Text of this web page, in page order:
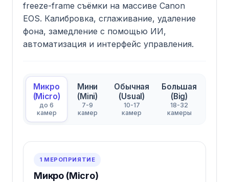
freeze-frame съёмки на массиве Canon
EOS. Калибровка, сглаживание, удаление
фона, замедление с помощью ИИ,
автоматизация и интерфейс управления.
Микро
(Micro)
до 6
камер
Мини
(Mini)
7-9
камер
Обычная
(Usual)
10-17
камер
Большая
(Big)
18-32
камеры
1 МЕРОПРИЯТИЕ
Микро (Micro)